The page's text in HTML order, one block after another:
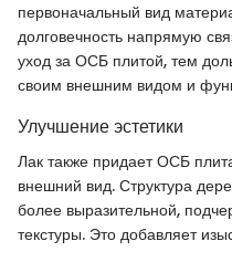
первоначальный вид
долговечность напрямую
уход за ОСБ плитой, тем
своим внешним видом и
Улучшение эстетики
Лак также придает ОСБ
внешний вид. Структура
более выразительной,
текстуры. Это добавляет